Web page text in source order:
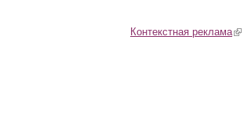
Контекстная реклама